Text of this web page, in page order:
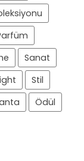
Sanat
Stil
Ödül